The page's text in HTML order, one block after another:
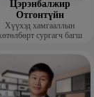
Цэрэнбалжир
Отгонтүйн
Хүүхэд хамгааллын
сургагч багш